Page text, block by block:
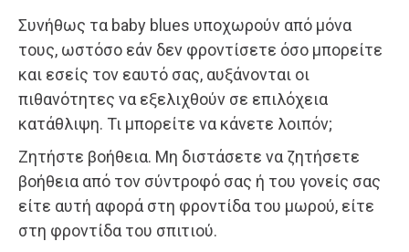
Συνήθως τα baby blues υποχωρούν από μόνα
τους, ωστόσο εάν δεν φροντίσετε όσο μπορείτε
και εσείς τον εαυτό σας, αυξάνονται οι
πιθανότητες να εξελιχθούν σε επιλόχεια
κατάθλιψη. Τι μπορείτε να κάνετε λοιπόν;
Ζητήστε βοήθεια. Μη διστάσετε να ζητήσετε
βοήθεια από τον σύντροφό σας ή του γονείς σας
είτε αυτή αφορά στη φροντίδα του μωρού, είτε
στη φροντίδα του σπιτιού.